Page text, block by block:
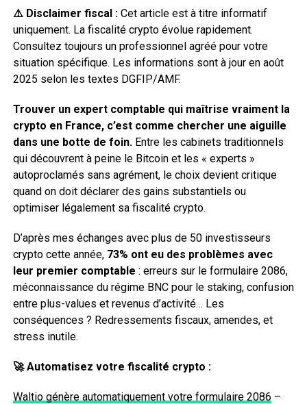
⚠️ Disclaimer fiscal :Cet article est à titre informatif
uniquement. La fiscalité crypto évolue rapidement.
Consultez toujours un professionnel agréé pour votre
situation spécifique. Les informations sont à jour en août
2025 selon les textes DGFIP/AMF.
Trouver un expert comptable qui maîtrise vraiment la
crypto en France, c’est comme chercher une aiguille
dans une botte de foin.Entre les cabinets traditionnels
qui découvrent à peine le Bitcoin et les « experts »
autoproclamés sans agrément, le choix devient critique
quand on doit déclarer des gains substantiels ou
optimiser légalement sa fiscalité crypto.
D’après mes échanges avec plus de 50 investisseurs
crypto cette année, 73% ont eu des problèmes avec
leur premier comptable : erreurs sur le formulaire 2086,
méconnaissance du régime BNC pour le staking, confusion
entre plus-values et revenus d’activité… Les
conséquences ? Redressements fiscaux, amendes, et
stress inutile.
🚀 Automatisez votre fiscalité crypto :
Waltio génère automatiquement votre formulaire 2086 –